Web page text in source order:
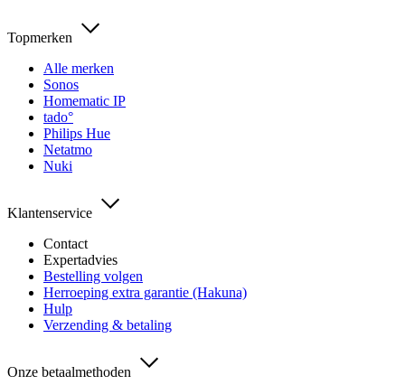
Topmerken
Alle merken
Sonos
Homematic IP
tado°
Philips Hue
Netatmo
Nuki
Klantenservice
Contact
Expertadvies
Bestelling volgen
Herroeping extra garantie (Hakuna)
Hulp
Verzending & betaling
Onze betaalmethoden